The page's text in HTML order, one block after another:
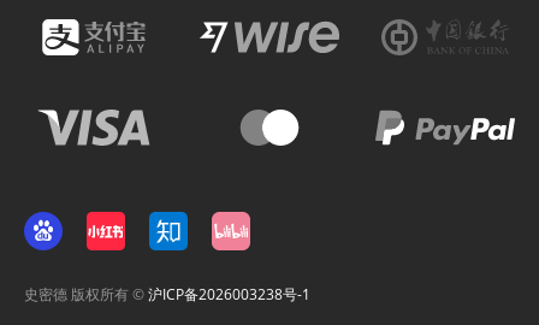
史密德 版权所有 ©沪ICP备2026003238号-1